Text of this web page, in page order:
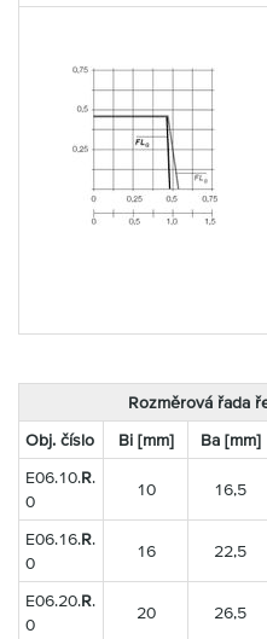
Rozměrová řada
Obj. číslo
Bi [mm] Ba [mm]
E06.10.R.
0
10 16,5
E06.16.R.
0
16 22,5
E06.20.R.
0
20 26,5